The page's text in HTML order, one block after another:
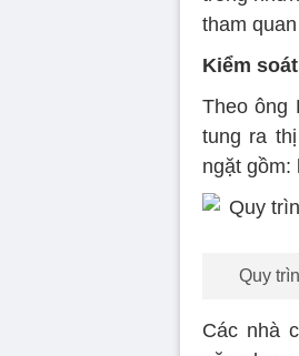
tham
Kiểm
Theo ông
tung ra
ngặt gồm:
Quy
Các nhà